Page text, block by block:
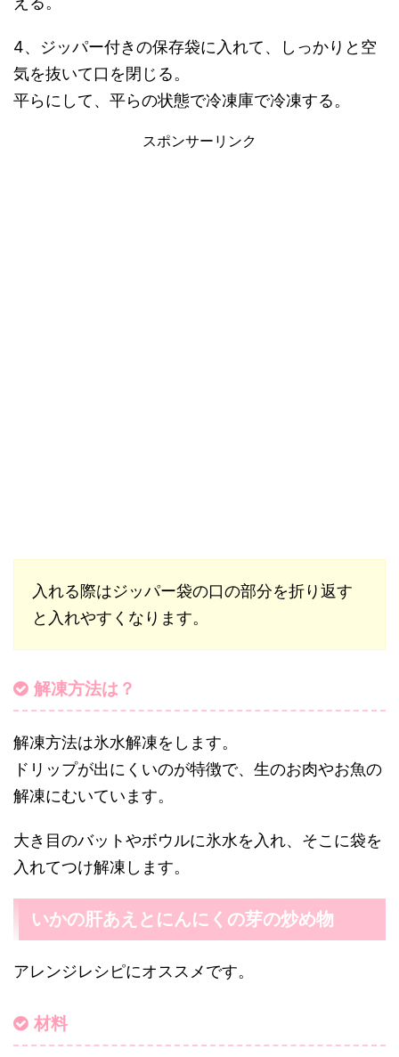
4、ジッパー付きの保存袋に入れて、しっかりと空
気を抜いて口を閉じる。
平らにして、平らの状態で冷凍庫で冷凍する。
スポンサーリンク
入れる際はジッパー袋の口の部分を折り返す
と入れやすくなります。
解凍方法は？
解凍方法は氷水解凍をします。
ドリップが出にくいのが特徴で、生のお肉やお魚の
解凍にむいています。
大き目のバットやボウルに氷水を入れ、そこに袋を
入れてつけ解凍します。
いかの肝あえとにんにくの芽の炒め物
アレンジレシピにオススメです。
材料